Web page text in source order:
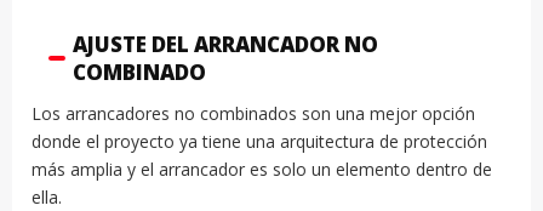
AJUSTE DEL ARRANCADOR NO
COMBINADO
Los arrancadores no combinados son una mejor opción
donde el proyecto ya tiene una arquitectura de protección
más amplia y el arrancador es solo un elemento dentro de
ella.